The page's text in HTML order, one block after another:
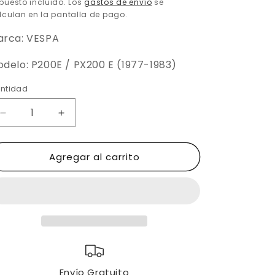
incluido. Losgastos de envío se
en la pantalla de pago.
VESPA
P200E / PX200 E (1977-1983)
Reducir
cantidad
para
P200E
Aumentar
cantidad
para
VESPA
P200E
Agregar al carrito